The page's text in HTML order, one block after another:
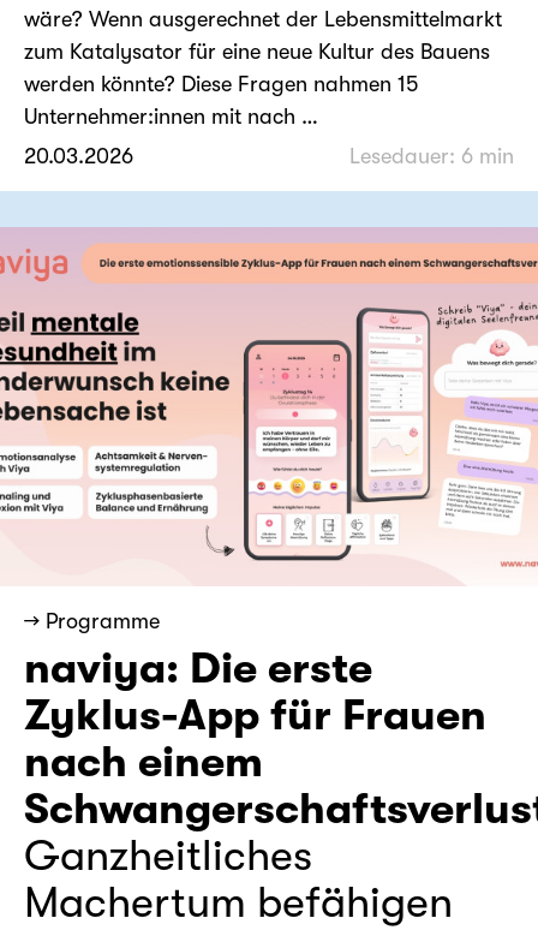
wäre? Wenn ausgerechnet der Lebensmittelmarkt
zum Katalysator für eine neue Kultur des Bauens
werden könnte? Diese Fragen nahmen 15
Unternehmer:innen mit nach …
20.03.2026
Lesedauer: 6 min
→ Programme
naviya: Die erste
Zyklus-App für Frauen
nach einem
Ganzheitliches
Machertum befähigen